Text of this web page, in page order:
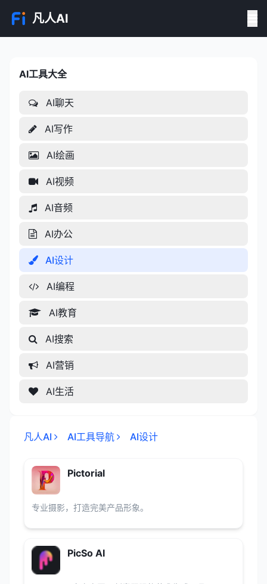
凡人AI
AI工具大全
AI工具大全
AI聊天
AI写作
AI绘画
AI视频
AI音频
AI办公
AI设计
AI编程
AI教育
AI搜索
AI营销
AI生活
凡人AI AI工具导航 AI设计
Pictorial
专业摄影，打造完美产品形象。
PicSo AI